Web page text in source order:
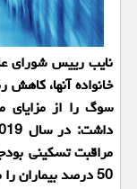
نایب رییس شورای
خانواده آنها،
سوگ را از مزایای
مراقبت تسکینی
50 درصد بیماران را مورد حمایت قرار می دهد.